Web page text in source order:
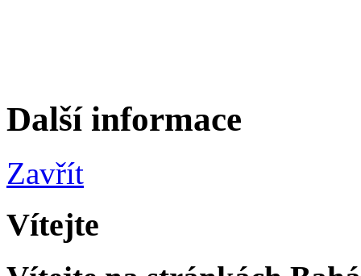
Další informace
Zavřít
Vítejte